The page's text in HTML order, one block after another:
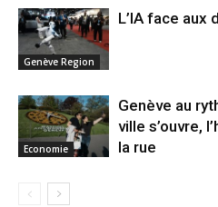
Genève Region
L’IA face aux
Economie
Genève au
ville s’ouvre,
la rue